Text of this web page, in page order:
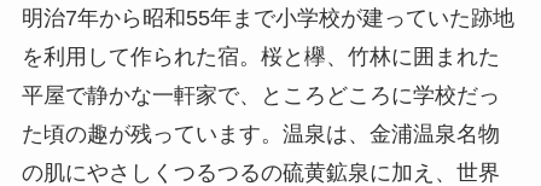
明治7年から昭和55年まで小学校が建っていた跡地
を利用して作られた宿。桜と欅、竹林に囲まれた
平屋で静かな一軒家で、ところどころに学校だっ
た頃の趣が残っています。温泉は、金浦温泉名物
の肌にやさしくつるつるの硫黄鉱泉に加え、世界